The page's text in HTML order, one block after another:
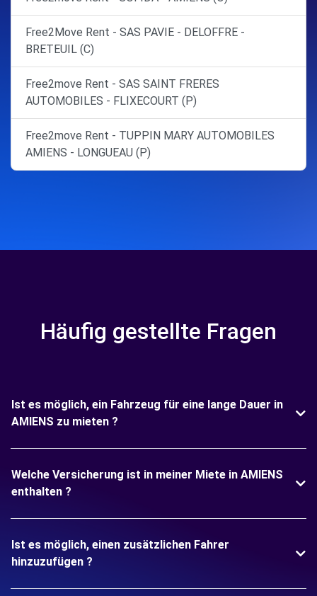
Free2Move Rent - SAS PAVIE - DELOFFRE -
BRETEUIL (C)
Free2move Rent - SAS SAINT FRERES
AUTOMOBILES - FLIXECOURT (P)
Free2move Rent - TUPPIN MARY AUTOMOBILES
AMIENS - LONGUEAU (P)
Häufig gestellte Fragen
Ist es möglich, ein Fahrzeug für eine lange Dauer in
AMIENS zu mieten ?
Welche Versicherung ist in meiner Miete in AMIENS
enthalten ?
Ist es möglich, einen zusätzlichen Fahrer
hinzuzufügen ?